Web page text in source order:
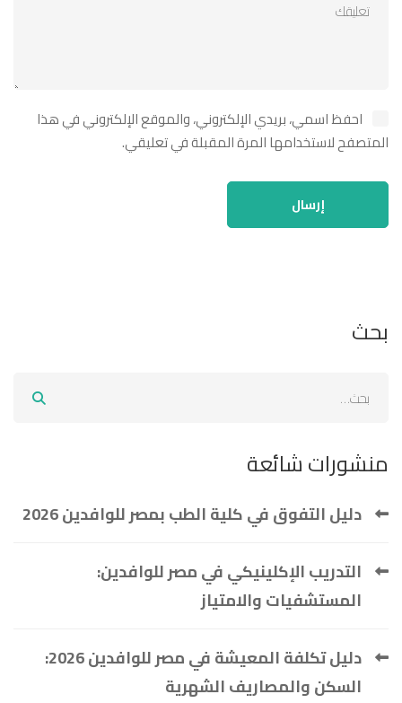
احفظ اسمي، بريدي الإلكتروني، والموقع الإلكتروني في هذا
المتصفح لاستخدامها المرة المقبلة في تعليقي.
بحث
منشورات شائعة
دليل التفوق في كلية الطب بمصر للوافدين 2026
التدريب الإكلينيكي في مصر للوافدين:
المستشفيات والامتياز
دليل تكلفة المعيشة في مصر للوافدين 2026:
السكن والمصاريف الشهرية